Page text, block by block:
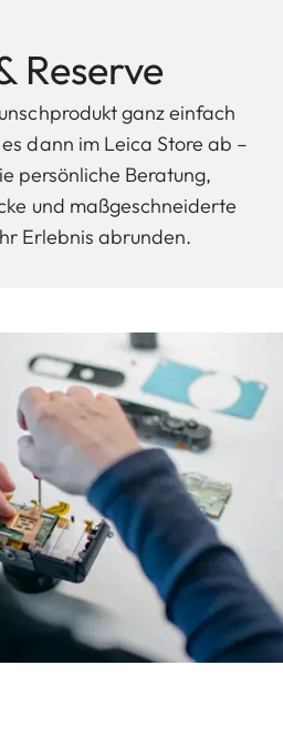
Reserve
ganz einfach
dann im Leica Store ab –
persönliche Beratung,
und maßgeschneiderte
Erlebnis abrunden.